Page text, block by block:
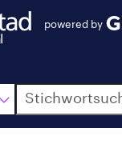
powered by